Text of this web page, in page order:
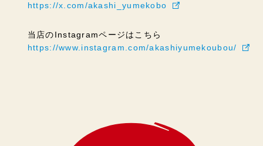
https://x.com/akashi_yumekobo
当店のInstagramページはこちら
https://www.instagram.com/akashiyumekoubou/